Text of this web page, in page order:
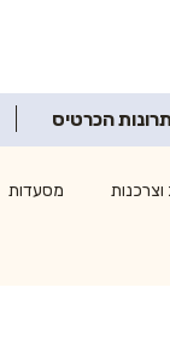
הכרטיס
וצרכנות מסעדות